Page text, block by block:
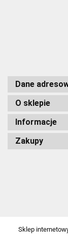
Dane
O sklepie
Informacje
Zakupy
Sklep